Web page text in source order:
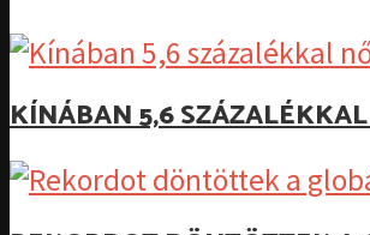
KÍNÁBAN 5,6